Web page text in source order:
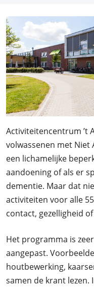
Activiteitencentrum ’t
volwassenen met Niet
een lichamelijke
aandoening of als er
dementie. Maar dat
activiteiten voor alle
contact, gezelligheid
Het programma is
aangepast.
houtbewerking,
samen de krant lezen.